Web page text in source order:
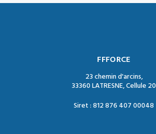
FFFORCE
23 chemin d'arcins,
33360 LATRESNE, Cellule 20
Siret : 812 876 407 00048